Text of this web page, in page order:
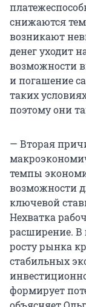
снижаются
возникают
денег уходит
возможности
и погашение
таких
поэтому они
— Вторая
темпы
возможности
ключевой
Нехватка
расширение. В
росту рынка
стабильных
формирует